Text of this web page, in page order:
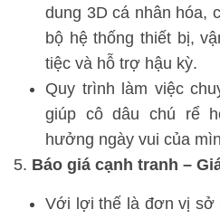
dung 3D cá nhân hóa,
bộ hệ thống thiết bị,
tiệc và hỗ trợ hậu kỳ.
Quy trình làm việc
giúp cô dâu chú rể
hưởng ngày vui của
Báo giá cạnh tranh –
Với lợi thế là đơn vị sở